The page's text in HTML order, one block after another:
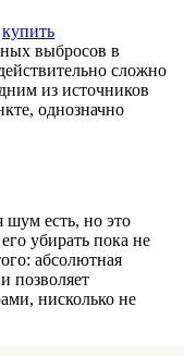
купить
выбросов в
сложно
из источников
однозначно
есть, но это
убирать пока не
абсолютная
позволяет
нисколько не